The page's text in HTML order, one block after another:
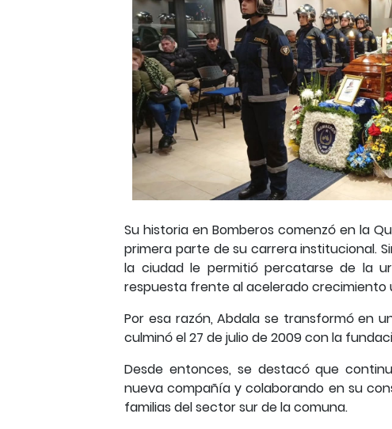
Su historia en Bomberos comenzó en la
primera parte de su carrera institucional.
la ciudad le permitió percatarse de la
respuesta frente al acelerado
Por esa razón, Abdala se transformó en
culminó el 27 de julio de 2009 con la
Desde entonces, se destacó que
nueva compañía y colaborando en su
familias del sector sur de la comuna.